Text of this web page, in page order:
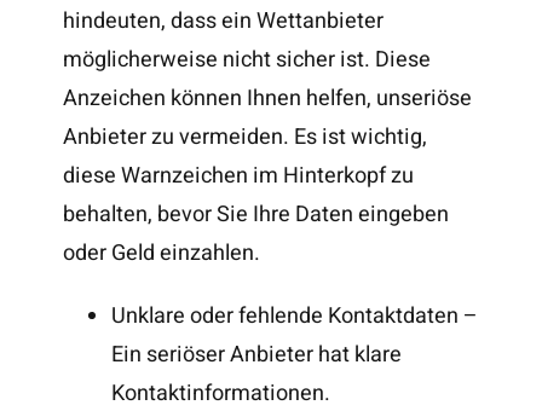
hindeuten, dass ein Wettanbieter
möglicherweise nicht sicher ist. Diese
Anzeichen können Ihnen helfen, unseriöse
Anbieter zu vermeiden. Es ist wichtig,
diese Warnzeichen im Hinterkopf zu
behalten, bevor Sie Ihre Daten eingeben
oder Geld einzahlen.
Unklare oder fehlende Kontaktdaten –
Ein seriöser Anbieter hat klare
Kontaktinformationen.